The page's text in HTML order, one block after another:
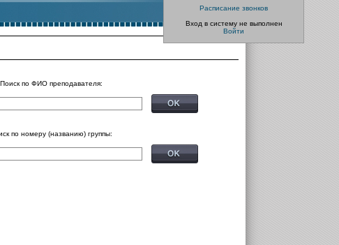
Расписание звонков
Вход в систему не выполнен
Войти
Поиск по ФИО преподавателя:
по номеру (названию) группы: